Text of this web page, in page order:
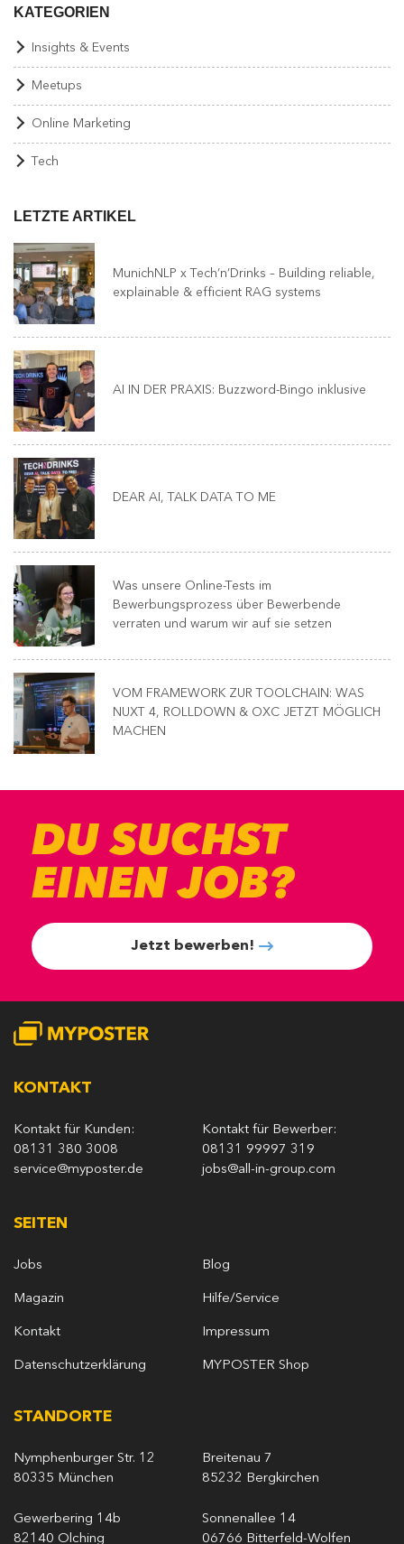
KATEGORIEN
Insights & Events
Meetups
Online Marketing
Tech
LETZTE ARTIKEL
MunichNLP x Tech’n’Drinks – Building reliable,
explainable & efficient RAG systems
AI IN DER PRAXIS: Buzzword-Bingo inklusive
DEAR AI, TALK DATA TO ME
Was unsere Online-Tests im
Bewerbungsprozess über Bewerbende
verraten und warum wir auf sie setzen
VOM FRAMEWORK ZUR TOOLCHAIN: WAS
NUXT 4, ROLLDOWN & OXC JETZT MÖGLICH
MACHEN
DU SUCHST
EINEN JOB?
Jetzt bewerben!
KONTAKT
Kontakt für Kunden:
08131 380 3008
service@myposter.de
Kontakt für Bewerber:
08131 99997 319
jobs@all-in-group.com
SEITEN
Jobs Blog
Magazin Hilfe/Service
Kontakt Impressum
Datenschutzerklärung MYPOSTER Shop
STANDORTE
Nymphenburger Str. 12
80335 München
Breitenau 7
85232 Bergkirchen
Gewerbering 14b
82140 Olching
Sonnenallee 14
06766 Bitterfeld-Wolfen